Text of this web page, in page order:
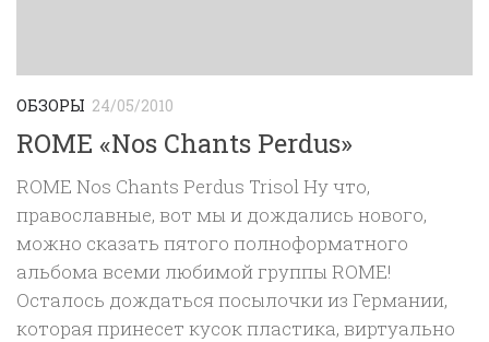
ОБЗОРЫ 24/05/2010
ROME «Nos Chants Perdus»
ROME Nos Chants Perdus Trisol Ну что,
православные, вот мы и дождались нового,
можно сказать пятого полноформатного
альбома всеми любимой группы ROME!
Осталось дождаться посылочки из Германии,
которая принесет кусок пластика, виртуально